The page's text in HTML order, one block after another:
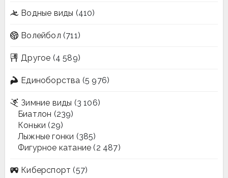
Водные виды (410)
Волейбол (711)
Другое (4 589)
Единоборства (5 976)
Зимние виды (3 106)
Биатлон (239)
Коньки (29)
Лыжные гонки (385)
Фигурное катание (2 487)
Киберспорт (57)